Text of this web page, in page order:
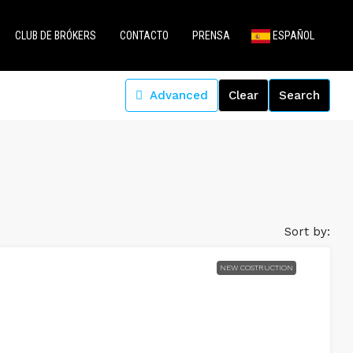
CLUB DE BRÓKERS CONTACTO PRENSA ESPAÑOL
Advanced Clear Search
Sort by:
NEW COSTRUCTION